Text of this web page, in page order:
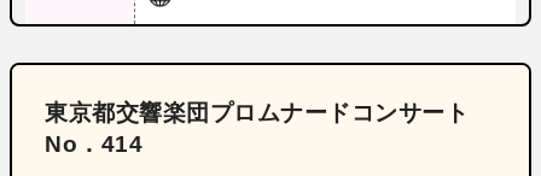
東京都交響楽団プロムナードコンサート
No．414